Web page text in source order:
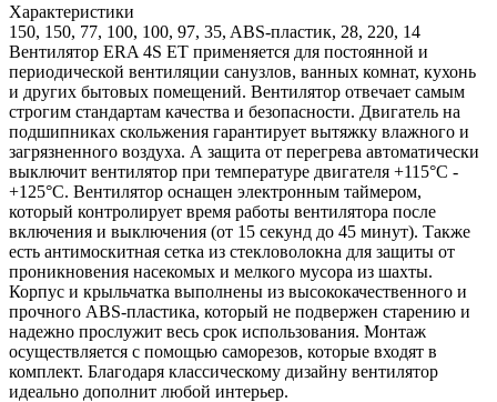
Характеристики
150, 150, 77, 100, 100, 97, 35, ABS-пластик, 28, 220, 14
Вентилятор ERA 4S ET применяется для постоянной и
периодической вентиляции санузлов, ванных комнат, кухонь
и других бытовых помещений. Вентилятор отвечает самым
строгим стандартам качества и безопасности. Двигатель на
подшипниках скольжения гарантирует вытяжку влажного и
загрязненного воздуха. А защита от перегрева автоматически
выключит вентилятор при температуре двигателя +115°С -
+125°С. Вентилятор оснащен электронным таймером,
который контролирует время работы вентилятора после
включения и выключения (от 15 секунд до 45 минут). Также
есть антимоскитная сетка из стекловолокна для защиты от
проникновения насекомых и мелкого мусора из шахты.
Корпус и крыльчатка выполнены из высококачественного и
прочного ABS-пластика, который не подвержен старению и
надежно прослужит весь срок использования. Монтаж
осуществляется с помощью саморезов, которые входят в
комплект. Благодаря классическому дизайну вентилятор
идеально дополнит любой интерьер.